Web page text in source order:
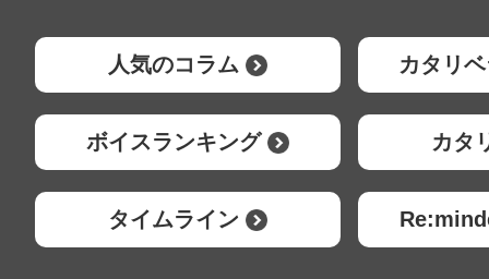
人気のコラム カタリ
ボイスランキング カタ
タイムライン